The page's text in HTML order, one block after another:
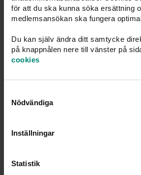
för att du ska kunna söka ersättning
medlemsansökan ska fungera
Du kan själv ändra ditt samtycke
på knappnålen nere till vänster på
cookies
Nödvändiga
Inställningar
Statistik
mjukare.
För Mathilda Vernersson finns det
ska strunta i a-kassan:
skönt att veta att man är förberedd.
Bli medlem hos oss idag!